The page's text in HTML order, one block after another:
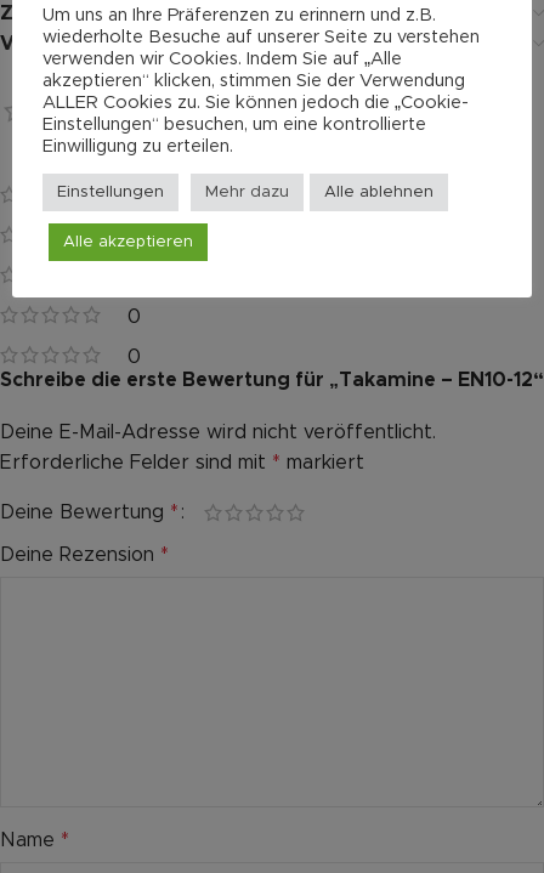
Zusätzliche Informationen
Versand
0 reviews
0
0
0
0
Bewertungen
Es gibt noch keine Bewertungen.
Schreibe die erste Bewertung für „Takamine – EN10-12“
Deine E-Mail-Adresse wird nicht veröffentlicht.
Erforderliche Felder sind mit * markiert
Deine Bewertung *
Deine Rezension *
Name *
Alternative:
Um uns an Ihre Präferenzen zu erinnern und z.B.
wiederholte Besuche auf unserer Seite zu verstehen
verwenden wir Cookies. Indem Sie auf „Alle
akzeptieren“ klicken, stimmen Sie der Verwendung
ALLER Cookies zu. Sie können jedoch die „Cookie-
Einstellungen“ besuchen, um eine kontrollierte
Einwilligung zu erteilen.
Einstellungen Mehr dazu Alle ablehnen
Alle akzeptieren